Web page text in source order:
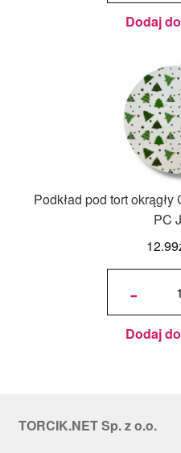
Dodaj
Podkład pod tort
PC
12.99
-
ilość
okrągły
Choinki
Ø 30
cm, h 1
cm - PC
Dodaj
TORCIK.NET Sp. z o.o.